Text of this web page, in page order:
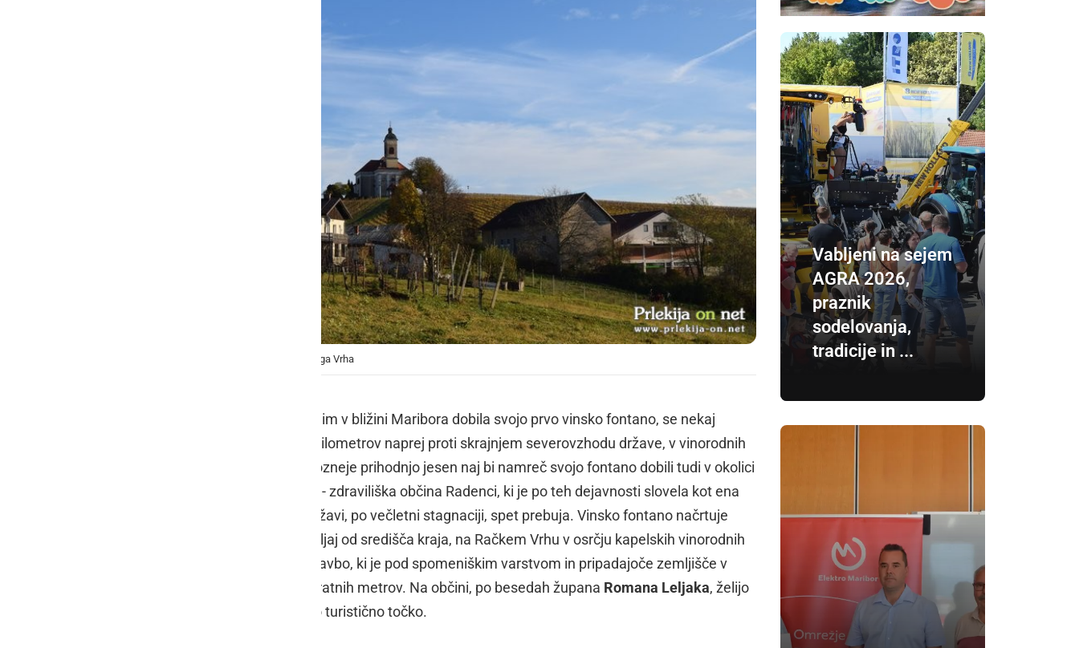
Fontana bo stala med vinogradi v okolici Kapelskega Vrha
Potem, ko je Štajerska, pred nedavnim v bližini Maribora dobila svojo prvo vinsko fontano, se nekaj
podobnega obeta tudi nekaj deset kilometrov naprej proti skrajnjem severovzhodu države, v vinorodnih
Kapelsko-Radgonski goricah.. Najpozneje prihodnjo jesen naj bi namreč svojo fontano dobili tudi v okolici
Radencev. Tako se očitno turistično - zdraviliška občina Radenci, ki je po teh dejavnosti slovela kot ena
najlepših destinacij v bivši skupni državi, po večletni stagnaciji, spet prebuja. Vinsko fontano načrtuje
urediti občina Radenci, le dober streljaj od središča kraja, na Račkem Vrhu v osrčju kapelskih vinorodnih
gričev. Tam je občina letos kupila stavbo, ki je pod spomeniškim varstvom in pripadajoče zemljišče v
skupni velikosti približno 1000 kvadratnih metrov. Na občini, po besedah župana Romana Leljaka, želijo
nepremičnino spremeniti v sodobno turistično točko.
Vabljeni na sejem
AGRA 2026,
praznik
sodelovanja,
tradicije in ...